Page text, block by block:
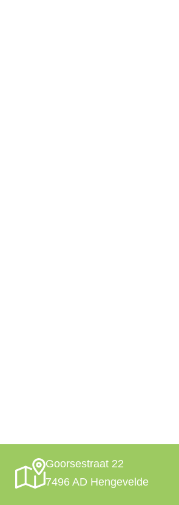
Goorsestraat 22
7496 AD Hengevelde